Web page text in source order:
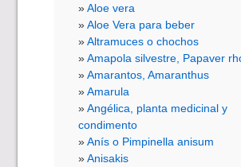
Aloe vera
Aloe Vera para beber
Altramuces o chochos
Amapola silvestre, Papaver
Amarantos, Amaranthus
Amarula
Angélica, planta medicinal y
condimento
Anís o Pimpinella anisum
Anisakis